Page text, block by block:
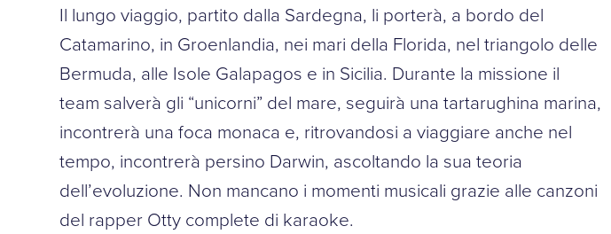
Il lungo viaggio, partito dalla Sardegna, li porterà, a bordo del
Catamarino, in Groenlandia, nei mari della Florida, nel triangolo delle
Bermuda, alle Isole Galapagos e in Sicilia. Durante la missione il
team salverà gli “unicorni” del mare, seguirà una tartarughina marina,
incontrerà una foca monaca e, ritrovandosi a viaggiare anche nel
tempo, incontrerà persino Darwin, ascoltando la sua teoria
dell’evoluzione. Non mancano i momenti musicali grazie alle canzoni
del rapper Otty complete di karaoke.